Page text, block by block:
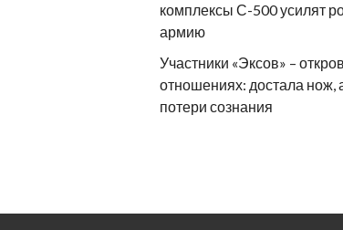
комплексы С-500 усилят
армию
Участники «Эксов» –
отношениях: достала нож,
потери сознания